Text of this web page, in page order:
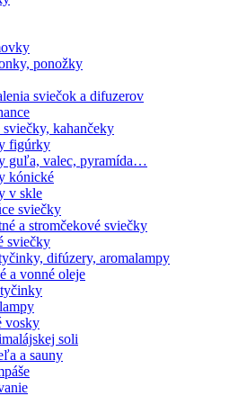
ponožky
sviečok a difuzerov
kahančeky
figúrky
guľa, valec, pyramída…
kónické
v skle
sviečky
a stromčekové sviečky
sviečky
difúzery, aromalampy
a vonné oleje
vosky
soli
a sauny